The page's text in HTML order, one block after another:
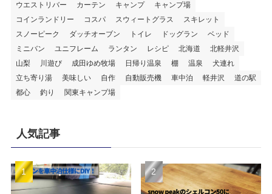
ウエストリバー
カーテン キャンプ
キャンプ場
コインランドリー
コスパ スウィートグラス
スキレット
スノーピーク
ダッチオーブン トイレ ドッグラン
ベッド
ミニバン
ユニフレーム ランタン レシピ 北海道
北軽井沢
山梨
川遊び 成田ゆめ牧場 日帰り温泉 棚 温泉
犬連れ
立ち寄り湯
美味しい 自作 自動販売機 車中泊 軽井沢
道の駅
都心
釣り 関東キャンプ場
人気記事